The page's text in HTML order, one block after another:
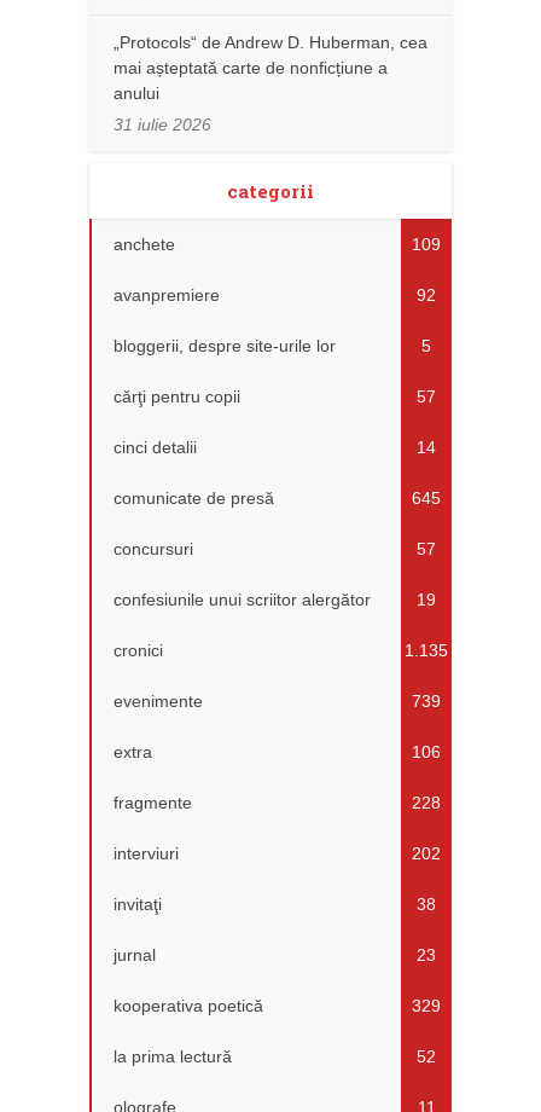
„Protocols“ de Andrew D. Huberman, cea
mai așteptată carte de nonficțiune a
anului
31 iulie 2026
categorii
anchete 109
avanpremiere 92
bloggerii, despre site-urile lor 5
cărţi pentru copii 57
cinci detalii 14
comunicate de presă 645
concursuri 57
confesiunile unui scriitor alergător 19
cronici 1.135
evenimente 739
extra 106
fragmente 228
interviuri 202
invitaţi 38
jurnal 23
kooperativa poetică 329
la prima lectură 52
olografe 11